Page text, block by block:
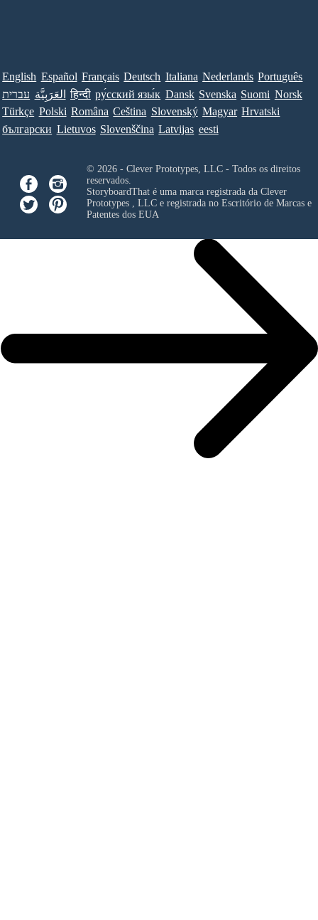
English Español Français Deutsch Italiana Nederlands Português
עברית العَرَبِيَّة हिन्दी ру́сский язы́к Dansk Svenska Suomi Norsk
Türkçe Polski Româna Ceština Slovenský Magyar Hrvatski
български Lietuvos Slovenščina Latvijas eesti
© 2026 - Clever Prototypes, LLC - Todos os direitos
reservados.
StoryboardThat é uma marca registrada da Clever
Prototypes , LLCe registrada no Escritório de Marcas e
Patentes dos EUA